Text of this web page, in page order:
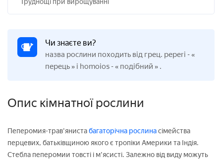
Труднощі при вирощуванні
Чи знаєте ви?
назва рослини походить від грец. peperi - «
перець» і homoios - « подібний » .
Опис кімнатної рослини
Пеперомия-трав'янистабагаторічна рослинасімейства
перцевих, батьківщиною якого є тропіки Америки та Індія.
Стебла пеперомии товсті і м'ясисті. Залежно від виду можуть